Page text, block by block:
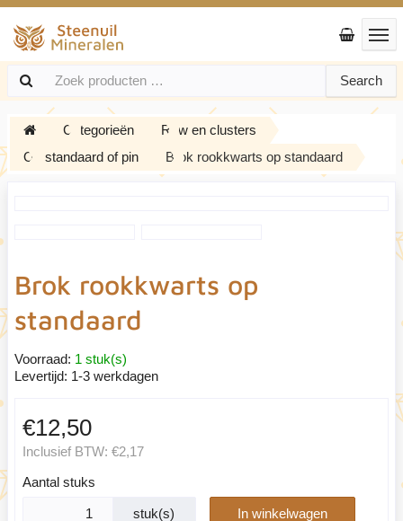
Search
Categorieën
Ruw en clusters
Op standaard of pin
Brok rookkwarts op standaard
Brok rookkwarts op
standaard
Voorraad: 1 stuk(s)
Levertijd: 1-3 werkdagen
€12,50
Inclusief BTW: €2,17
Aantal stuks
stuk(s) In winkelwagen